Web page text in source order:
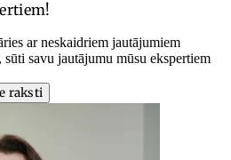
ar neskaidriem jautājumiem
savu jautājumu mūsu ekspertiem
raksti